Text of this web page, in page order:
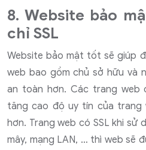
8. Website bảo
chỉ SSL
Website bảo mật tốt sẽ giúp
web bao gồm chủ sở hữu và
an toàn hơn. Các trang web
tăng cao độ uy tín của
hơn. Trang web có SSL khi sử
mây, mạng LAN, … thì web sẽ